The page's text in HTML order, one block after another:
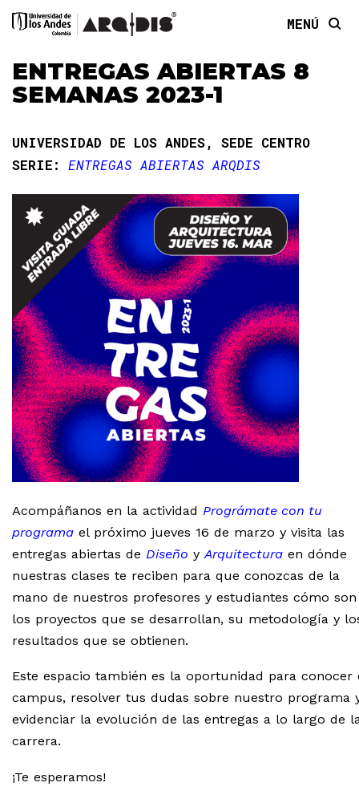
MENÚ
ENTREGAS ABIERTAS 8
SEMANAS 2023-1
UNIVERSIDAD DE LOS ANDES, SEDE CENTRO
SERIE: ENTREGAS ABIERTAS ARQDIS
Acompáñanos en la actividad Prográmate con tu
programa el próximo jueves 16 de marzo y visita las
entregas abiertas de Diseño yArquitectura en dónde
nuestras clases te reciben para que conozcas de la
mano de nuestros profesores y estudiantes cómo son
los proyectos que se desarrollan, su metodología y
resultados que se obtienen.
Este espacio también es la oportunidad para conocer
campus, resolver tus dudas sobre nuestro programa
evidenciar la evolución de las entregas a lo largo de
carrera.
¡Te esperamos!